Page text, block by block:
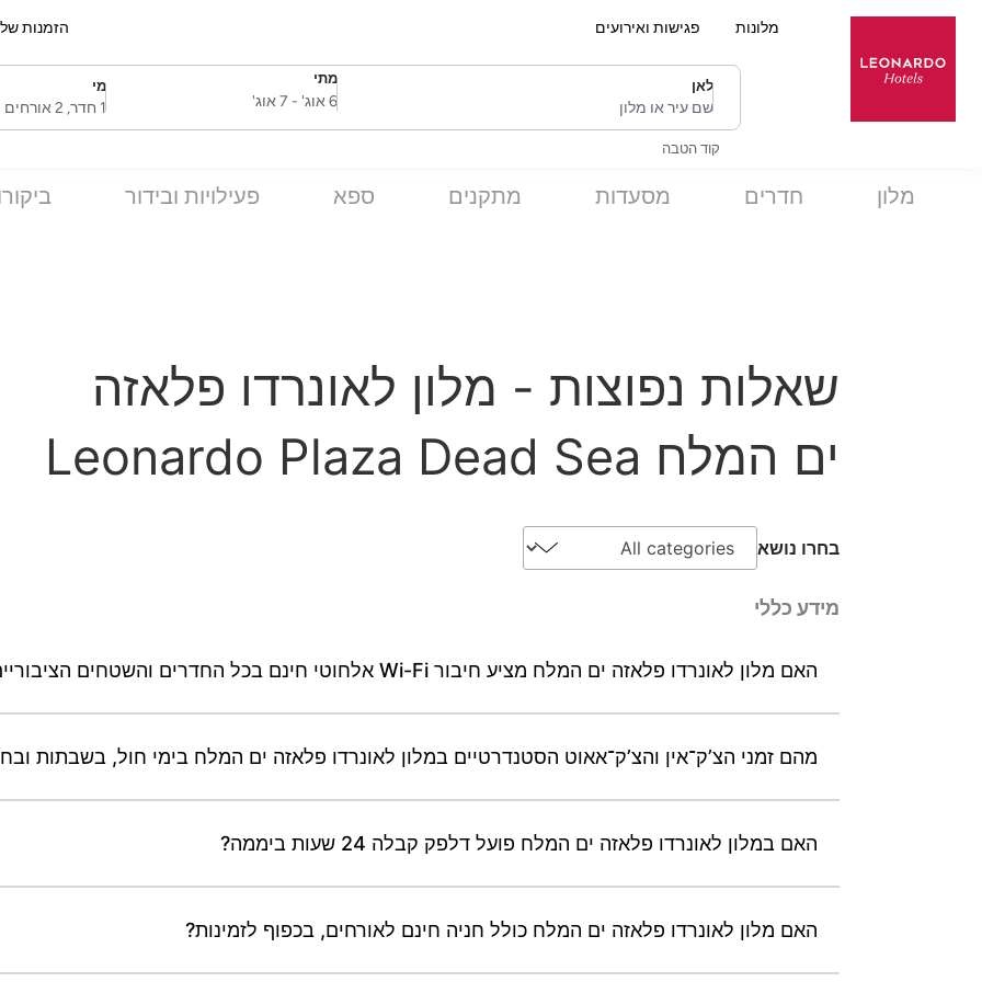
מלונות פגישות ואירועים הזמנות
לאן
שם עיר או מלון
מתי
SelectDate
6 אוג' - 7 אוג'
מי
Username1 חדר, 2 אורחים
קוד הטבה
מלון חדרים מסעדות מתקנים ספא פעילויות ובידור
שאלות נפוצות - מלון לאונרדו פלאזה
ים המלח Leonardo Plaza Dead Sea
בחרו נושא
מידע כללי
האם מלון לאונרדו פלאזה ים המלח מציע חיבור Wi-Fi אלחוטי חינם בכל החדרים והשטחים הציבוריים?
מהם זמני הצ’ק־אין והצ’ק־אאוט הסטנדרטיים במלון לאונרדו פלאזה ים המלח בימי חול, בשבתות
האם במלון לאונרדו פלאזה ים המלח פועל דלפק קבלה 24 שעות ביממה?
האם מלון לאונרדו פלאזה ים המלח כולל חניה חינם לאורחים, בכפוף לזמינות?